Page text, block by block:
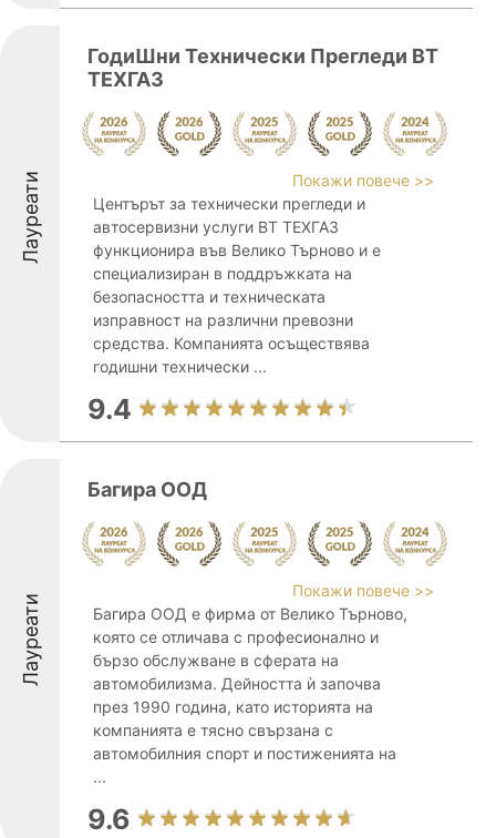
Лауреати
ГодиШни Технически Прегледи ВТ
ТЕХГАЗ
Покажи повече >>
Центърът за технически прегледи и
автосервизни услуги ВТ ТЕХГАЗ
функционира във Велико Търново и е
специализиран в поддръжката на
безопасността и техническата
изправност на различни превозни
средства. Компанията осъществява
годишни технически ...
9.4
Лауреати
Багира ООД
Покажи повече >>
Багира ООД е фирма от Велико Търново,
която се отличава с професионално и
бързо обслужване в сферата на
автомобилизма. Дейността ѝ започва
през 1990 година, като историята на
компанията е тясно свързана с
автомобилния спорт и постиженията на
...
9.6